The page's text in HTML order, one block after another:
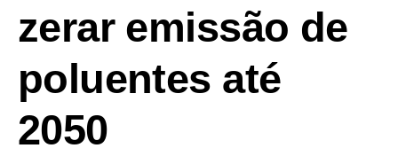
zerar emissão de
poluentes até
2050